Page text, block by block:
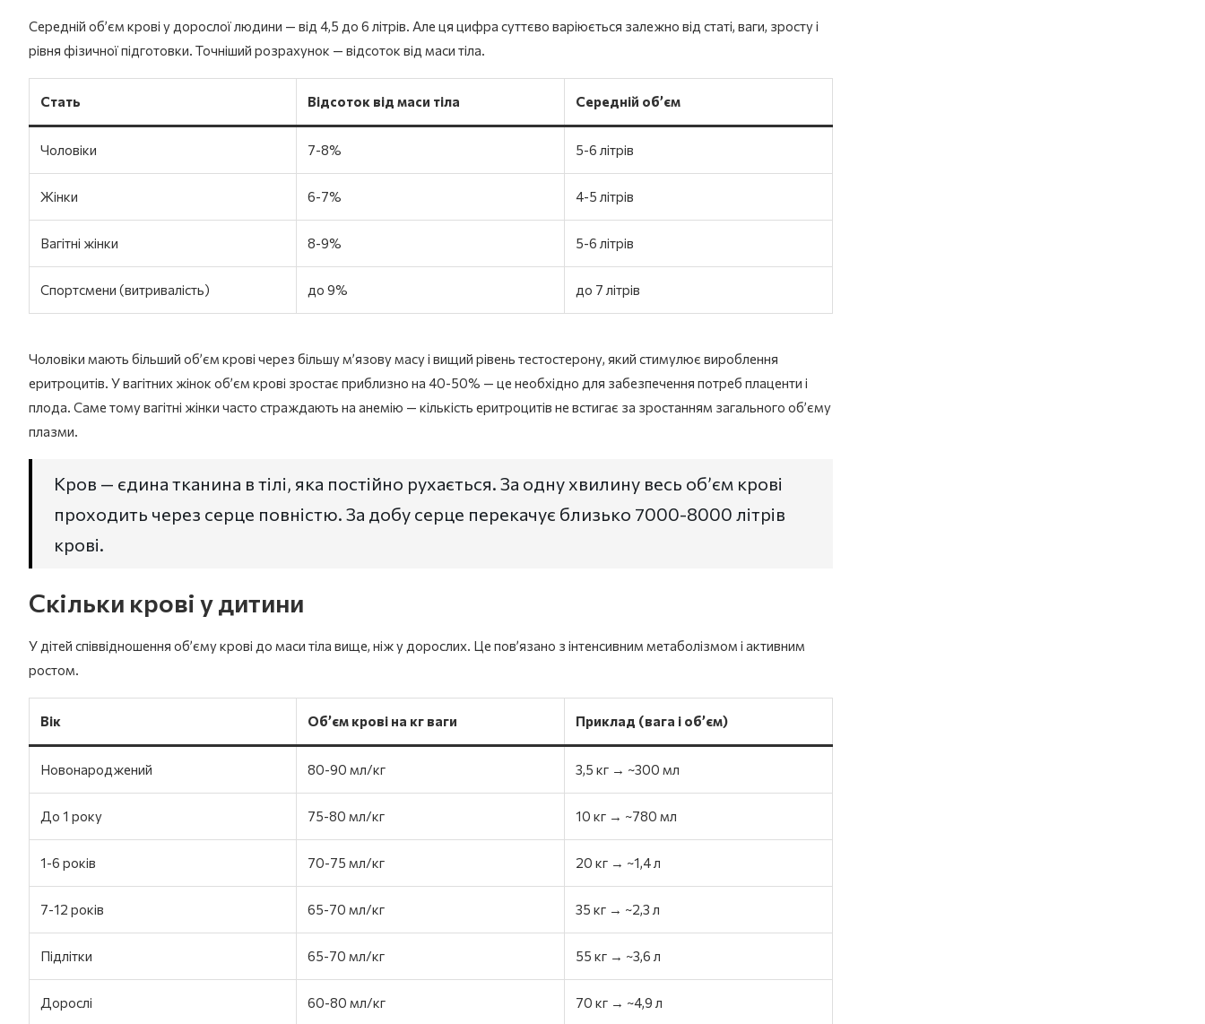
Середній об’єм крові у дорослої людини — від 4,5 до 6 літрів. Але ця цифра суттєво варіюється залежно від статі, ваги, зросту і
рівня фізичної підготовки. Точніший розрахунок — відсоток від маси тіла.
Стать Відсоток від маси тіла Середній об’єм
Чоловіки 7-8% 5-6 літрів
Жінки 6-7% 4-5 літрів
Вагітні жінки 8-9% 5-6 літрів
Спортсмени (витривалість) до 9% до 7 літрів
Чоловіки мають більший об’єм крові через більшу м’язову масу і вищий рівень тестостерону, який стимулює вироблення
еритроцитів. У вагітних жінок об’єм крові зростає приблизно на 40-50% — це необхідно для забезпечення потреб плаценти і
плода. Саме тому вагітні жінки часто страждають на анемію — кількість еритроцитів не встигає за зростанням загального об’єму
плазми.
Кров — єдина тканина в тілі, яка постійно рухається. За одну хвилину весь об’єм крові
проходить через серце повністю. За добу серце перекачує близько 7000-8000 літрів
крові.
Скільки крові у дитини
У дітей співвідношення об’єму крові до маси тіла вище, ніж у дорослих. Це пов’язано з інтенсивним метаболізмом і активним
ростом.
Вік Об’єм крові на кг ваги Приклад (вага і об’єм)
Новонароджений 80-90 мл/кг 3,5 кг → ~300 мл
До 1 року 75-80 мл/кг 10 кг → ~780 мл
1-6 років 70-75 мл/кг 20 кг → ~1,4 л
7-12 років 65-70 мл/кг 35 кг → ~2,3 л
Підлітки 65-70 мл/кг 55 кг → ~3,6 л
Дорослі 60-80 мл/кг 70 кг → ~4,9 л